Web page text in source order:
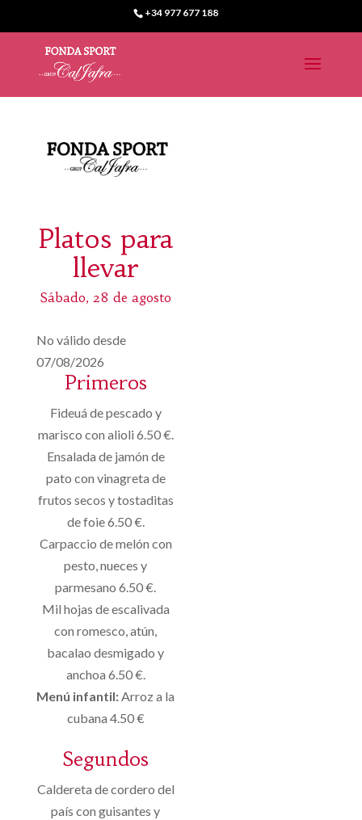
+34 977 677 188
Platos para
llevar
Sábado, 28 de agosto
No válido desde
07/08/2026
Primeros
Fideuá de pescado y
marisco con alioli 6.50 €.
Ensalada de jamón de
pato con vinagreta de
frutos secos y tostaditas
de foie 6.50 €.
Carpaccio de melón con
pesto, nueces y
parmesano 6.50 €.
Mil hojas de escalivada
con romesco, atún,
bacalao desmigado y
anchoa 6.50 €.
Menú infantil:Arroz a la
cubana 4.50 €
Segundos
Caldereta de cordero del
país con guisantes y